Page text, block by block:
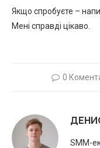
Якщо спробуєте –
Мені справді цікаво.
0
SMM-